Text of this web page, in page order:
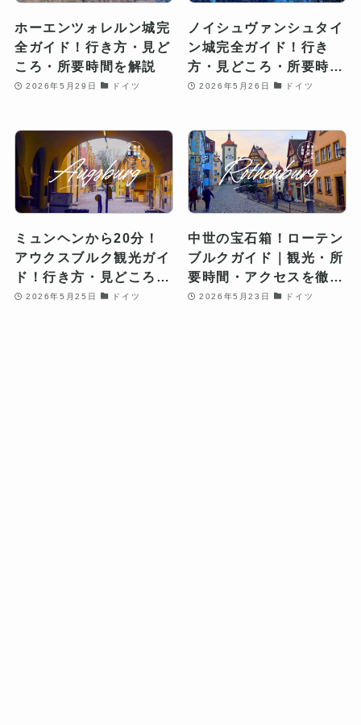
ホーエンツォレルン城完
全ガイド！行き方・見ど
ころ・所要時間を解説
2026年5月29日 ドイツ
ノイシュヴァンシュタイ
ン城完全ガイド！行き
方・見どころ・所要時間
を解説
2026年5月26日 ドイツ
ミュンヘンから20分！
アウクスブルク観光ガイ
ド！行き方・見どころ・
所要時間を解説
2026年5月25日 ドイツ
中世の宝石箱！ローテン
ブルクガイド｜観光・所
要時間・アクセスを徹底
解説
2026年5月23日 ドイツ